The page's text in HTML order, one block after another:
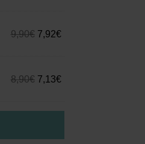
9,90€ 7,92€
8,90€ 7,13€